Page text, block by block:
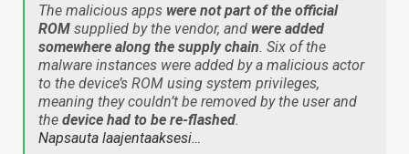
The malicious apps were not part of the official
ROM supplied by the vendor, and were added
somewhere along the supply chain. Six of the
malware instances were added by a malicious actor
to the device’s ROM using system privileges,
meaning they couldn’t be removed by the user and
the device had to be re-flashed.
Napsauta laajentaaksesi…